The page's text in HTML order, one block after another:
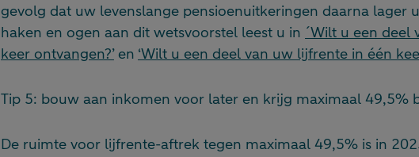
gevolg dat uw levenslange pensioenuitkeringen daarna lager
haken en ogen aan dit wetsvoorstel leest u in ´Wilt u een deel
keer ontvangen?’en ‘Wilt u een deel van uw lijfrente in één
Tip 5: bouw aan inkomen voor later en krijg maximaal 49,5%
De ruimte voor lijfrente-aftrek tegen maximaal 49,5% is in